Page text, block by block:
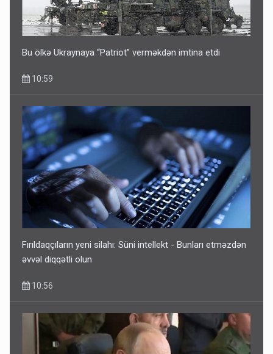
Bu ölkə Ukraynaya “Patriot” verməkdən imtina etdi
10:59
Fırıldaqçıların yeni silahı: Süni intellekt - Bunları etməzdən
əvvəl diqqətli olun
10:56